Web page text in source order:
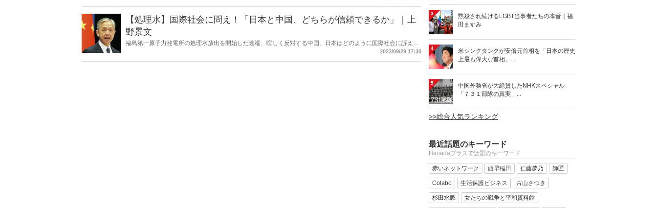
【処理水】国際社会に問え！「日本と中国、どちらが信頼できるか」｜上
野景文
福島第一原子力発電所の処理水放出を開始した途端、喧しく反対する中国。日本はどのように国際社会に訴える
2023/09/29 17:30
3
黙殺され続けるLGBT当事者たちの本音｜福
田ますみ
4
米シンクタンクが安倍元首相を「日本の歴史
上最も偉大な首相、...
5
中国外務省が大絶賛したNHKスペシャル
「７３１部隊の真実」...
>>総合人気ランキング
最近話題のキーワード
Hanadaプラスで話題のキーワード
赤いネットワーク 西早稲田 仁藤夢乃 師匠
Colabo 生活保護ビジネス 片山さつき
杉田水脈 女たちの戦争と平和資料館